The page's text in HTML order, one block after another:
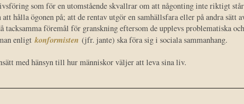
som för en utomstående skvallrar om att någonting inte riktigt
hålla ögonen på; att de rentav utgör en samhällsfara eller på andra sätt
föremål för granskning eftersom de upplevs problematiska
enligtkonformisten (jfr. jante) ska föra sig i sociala sammanhang.
med hänsyn till hur människor väljer att leva sina liv.